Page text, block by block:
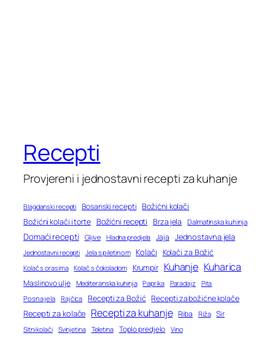
Recepti
Provjereni i jednostavni recepti za kuhanje
Blagdanski recepti Bosanski recepti Božićni kolači
Božićni kolači i torte Božićni recepti Brza jela Dalmatinska kuhinja
Domaći recepti Gljive Hladna predjela Jaja Jednostavna jela
Jednostavni recepti Jela s piletinom Kolači Kolači za Božić
Kolač s orasima Kolač s čokoladom Krumpir Kuhanje Kuharica
Maslinovo ulje Mediteranska kuhinja Paprika Paradajz Pita
Posna jela Rajčica Recepti za Božić Recepti za božićne kolače
Recepti za kolače Recepti za kuhanje Riba Riža Sir
Sitni kolači Svinjetina Teletina Toplo predjelo Vino